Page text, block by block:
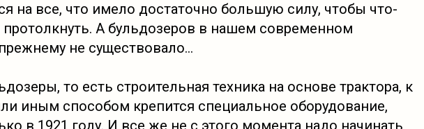
на все, что имело достаточно большую силу, чтобы что-
протолкнуть. А бульдозеров в нашем современном
не существовало...
то есть строительная техника на основе трактора, к
иным способом крепится специальное оборудование,
в 1921 году. И все же не с этого момента надо начинать